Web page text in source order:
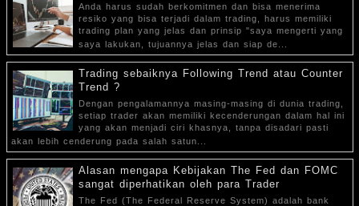
Anda harus sudah berkomitmen dan bisa menerima
resiko yang bisa terjadi dalam trading, harus memiliki
trading plan yang jelas dan prinsip "saya mengerti yang
saya lakukan, tujuannya jelas dan siap de...
Trading sebaiknya Following Trend atau Counter
Trend ?
Dengan pengalamannya masing-masing di dunia trading,
setiap trader akan memiliki kecenderungan dalam hal ini
yang akan menjadi ciri khasnya, tanpa disadari pasti
akan lebih cenderung pada salah satun...
Alasan mengapa Kebijakan The Fed dan FOMC
sangat diperhatikan oleh para Trader
The Fed (The Federal Reserve System) adalah bank